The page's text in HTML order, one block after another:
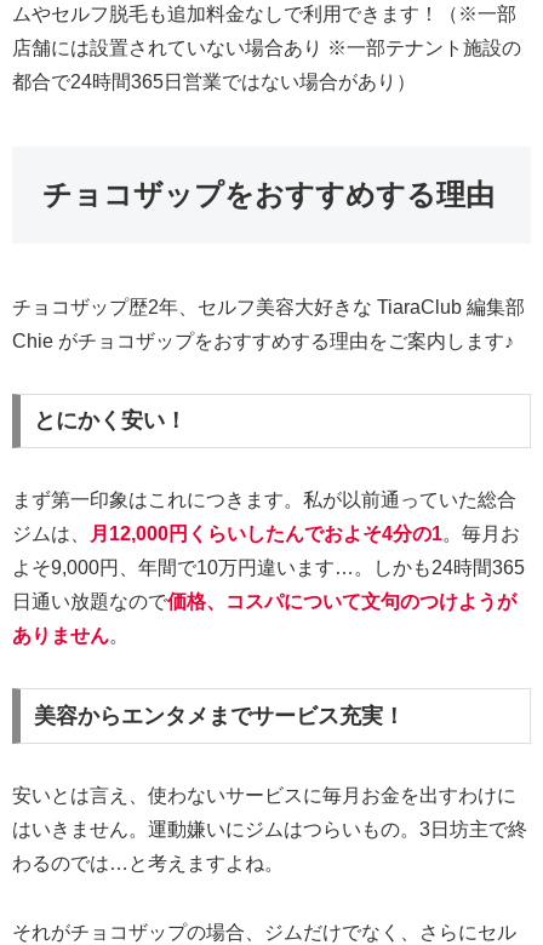
ムやセルフ脱毛も追加料金なしで利用できます！（※一部
店舗には設置されていない場合あり ※一部テナント施設の
都合で24時間365日営業ではない場合があり）
チョコザップをおすすめする理由
チョコザップ歴2年、セルフ美容大好きな TiaraClub 編集部
Chie がチョコザップをおすすめする理由をご案内します♪
とにかく安い！
まず第一印象はこれにつきます。私が以前通っていた総合
ジムは、
月12,000円くらいしたんでおよそ4分の1。毎月お
よそ9,000円、年間で10万円違います…。しかも24時間365
日通い放題なので価格、コスパについて文句のつけようが
ありません。
美容からエンタメまでサービス充実！
安いとは言え、使わないサービスに毎月お金を出すわけに
はいきません。運動嫌いにジムはつらいもの。3日坊主で終
わるのでは…と考えますよね。
それがチョコザップの場合、ジムだけでなく、さらにセル